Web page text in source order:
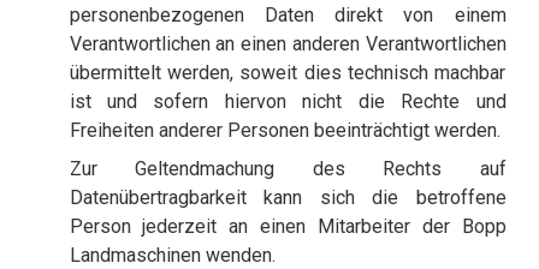
personenbezogenen Daten direkt von einem
Verantwortlichen an einen anderen Verantwortlichen
übermittelt werden, soweit dies technisch machbar
ist und sofern hiervon nicht die Rechte und
Freiheiten anderer Personen beeinträchtigt werden.
Zur Geltendmachung des Rechts auf
Datenübertragbarkeit kann sich die betroffene
Person jederzeit an einen Mitarbeiter der Bopp
Landmaschinen wenden.